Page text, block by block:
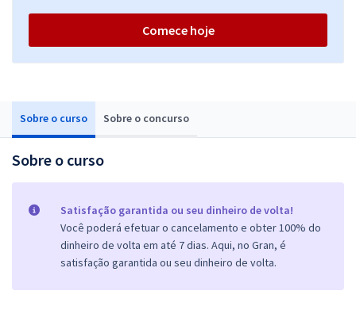
Sobre o curso Sobre o concurso
Sobre o curso
Satisfação garantida ou seu dinheiro de volta!
Você poderá efetuar o cancelamento e obter 100% do
dinheiro de volta em até 7 dias. Aqui, no Gran, é
satisfação garantida ou seu dinheiro de volta.
Comece hoje